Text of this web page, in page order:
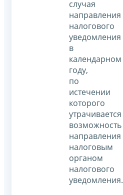
случая
направления
налогового
уведомления
в
календарном
году,
по
истечении
которого
утрачивается
возможность
направления
налоговым
органом
налогового
уведомления.